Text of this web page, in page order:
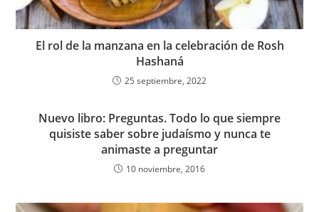
El rol de la manzana en la celebración de Rosh
Hashaná
25 septiembre, 2022
Nuevo libro: Preguntas. Todo lo que siempre
quisiste saber sobre judaísmo y nunca te
animaste a preguntar
10 noviembre, 2016